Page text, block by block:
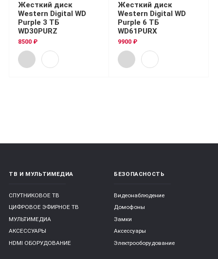
Жесткий диск
Western Digital WD
Purple 3 ТБ
WD30PURZ
8500 ₽
Жесткий диск
Western Digital WD
Purple 6 ТБ
WD61PURX
9900 ₽
ТВ И МУЛЬТИМЕДИА
СПУТНИКОВОЕ ТВ
ЦИФРОВОЕ ЭФИРНОЕ ТВ
МУЛЬТИМЕДИА
АКСЕССУАРЫ
HDMI ОБОРУДОВАНИЕ
БЕЗОПАСНОСТЬ
Видеонаблюдение
Домофоны
Замки
Аксессуары
Электрооборудование